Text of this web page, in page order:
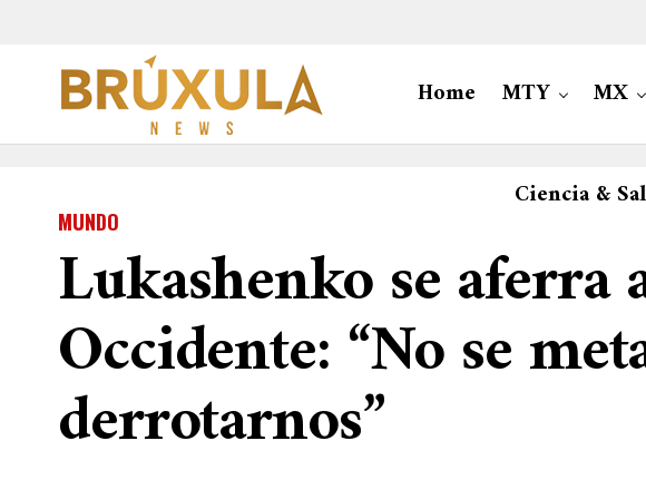
Home MTY MX
Ciencia &
MUNDO
Lukashenko se
Occidente: “No se
derrotarnos”